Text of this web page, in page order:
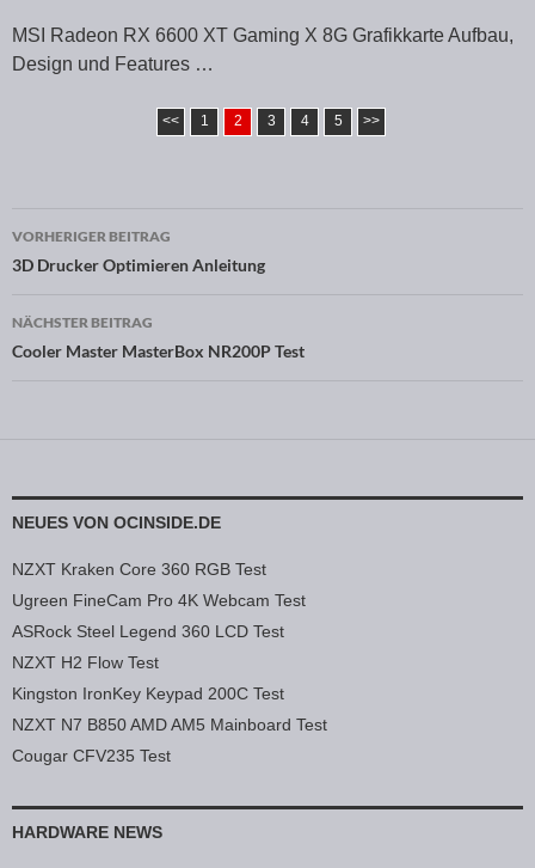
MSI Radeon RX 6600 XT Gaming X 8G Grafikkarte Aufbau,
Design und Features …
<< 1 2 3 4 5 >>
Beitragsnavigation
VORHERIGER BEITRAG
3D Drucker Optimieren Anleitung
NÄCHSTER BEITRAG
Cooler Master MasterBox NR200P Test
NEUES VON OCINSIDE.DE
NZXT Kraken Core 360 RGB Test
Ugreen FineCam Pro 4K Webcam Test
ASRock Steel Legend 360 LCD Test
NZXT H2 Flow Test
Kingston IronKey Keypad 200C Test
NZXT N7 B850 AMD AM5 Mainboard Test
Cougar CFV235 Test
HARDWARE NEWS